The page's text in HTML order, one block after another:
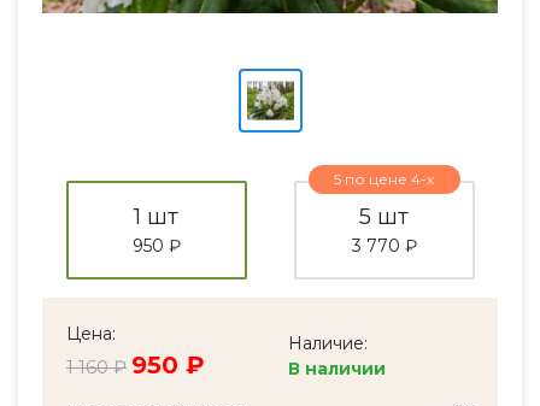
1 шт
950 ₽
5 по цене 4-х
5 шт
3 770 ₽
Цена:
1 160 ₽ 950 ₽
Наличие:
В наличии